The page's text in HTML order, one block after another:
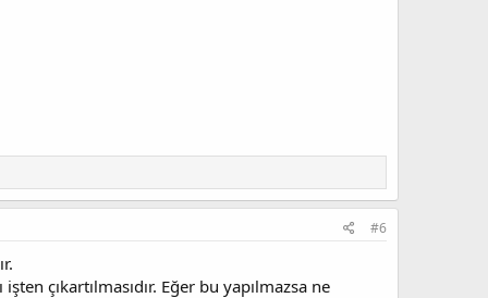
#6
çıkartılmasıdır. Eğer bu yapılmazsa ne